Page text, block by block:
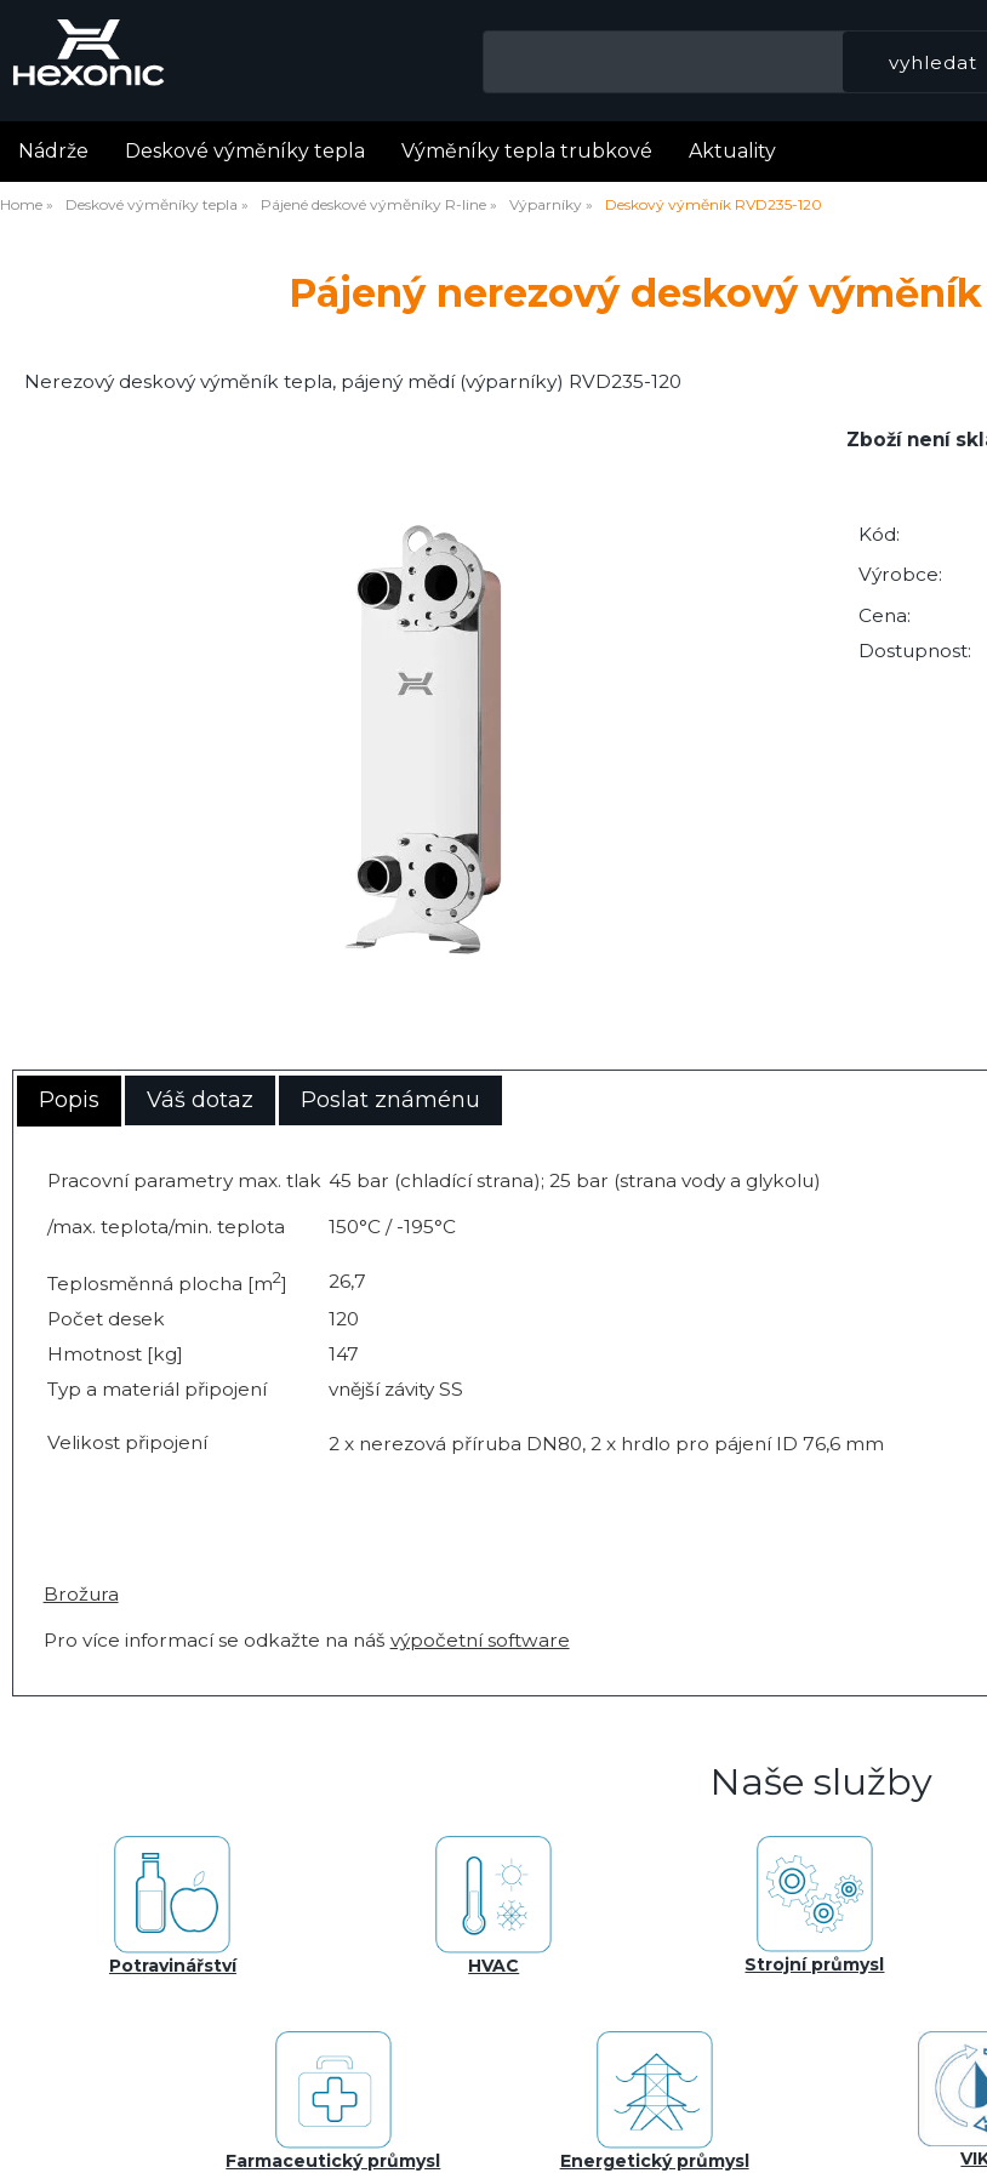
Nádrže Deskové výměníky tepla Výměníky tepla trubkové Aktuality
Home Deskové výměníky tepla Pájené deskové výměníky R-line Výparníky Deskový výměník RVD235-120
Pájený nerezový deskový výměník
Nerezový deskový výměník tepla, pájený mědí (výparníky) RVD235-120
Zboží není
Kód:
Výrobce:
Cena:
Dostupnost:
Popis Váš dotaz Poslat známénu
Pracovní parametry max. tlak
/max. teplota/min. teplota
45 bar (chladící strana); 25 bar (strana vody a glykolu)
150°C / -195°C
Teplosměnná plocha [m2]
26,7
Počet desek
120
Hmotnost [kg]
147
Typ a materiál připojení
vnější závity SS
Velikost připojení 2 x nerezová příruba DN80, 2 x hrdlo pro pájení ID 76,6 mm
Brožura
Pro více informací se odkažte na náš výpočetní software
Naše služby
Potravinářství HVAC Strojní průmysl
Farmaceutický průmysl Energetický průmysl